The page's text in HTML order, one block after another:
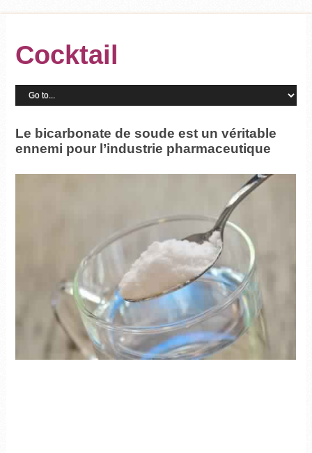
Cocktail
Le bicarbonate de soude est un véritable
ennemi pour l’industrie pharmaceutique